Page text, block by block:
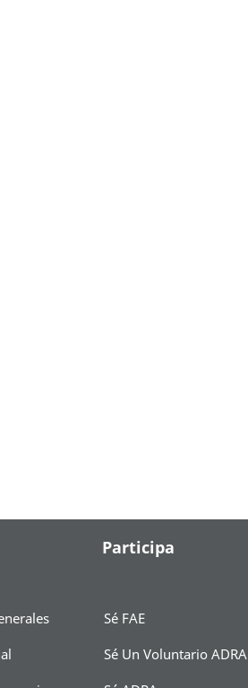
Participa
Sé FAE
Sé Un Voluntario ADRA